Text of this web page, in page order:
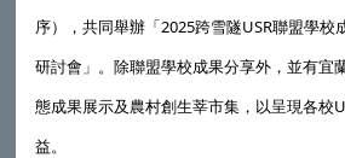
序），共同舉辦「2025跨雪隧USR聯盟學校
研討會」。除聯盟學校成果分享外，並有宜
態成果展示及農村創生莘市集，以呈現各校
益。